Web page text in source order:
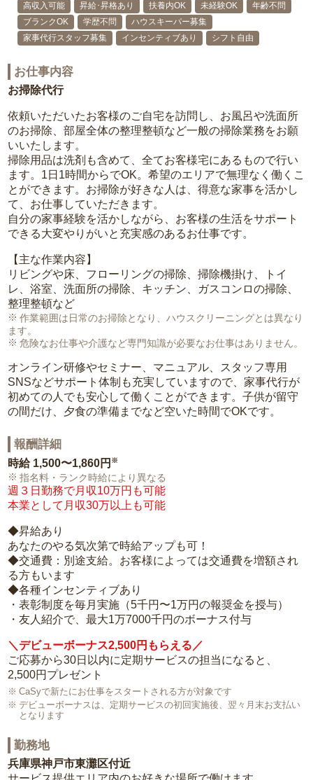
高収入可能
昇給･昇格あり 扶養内OK 未経験OK
年齢不問
ブランクOK
学歴不問
ハウスキーパー募集
家事代行スタッフ募集
インセンティブあり シフト自由
お仕事内容
お掃除代行
依頼いただいたお客様のご自宅を訪問し、お風呂や洗面所
のお掃除、部屋全体の整理整頓など一般の掃除業務をお願
いいたします。
掃除用品は洗剤も含めて、全てお客様宅にあるもので行い
ます。1日1時間からでOK。希望のエリアで無理なく働くこ
とができます。お掃除が好きな人は、得意な家事を活かし
て、お仕事していただきます。
自分の家事経験を活かしながら、お客様の生活をサポート
できる大変やりがいと充実感のあるお仕事です。
【主な作業内容】
リビングや床、フローリングの掃除、掃除機掛け、トイ
レ、浴室、洗面所の掃除、キッチン、ガスコンロの掃除、
整理整頓など
作業範囲は日常のお掃除となり、ハウスクリーニングとは異なり
ます。
危険なお仕事や介護など専門知識が必要なお仕事はありません。
オンライン研修やセミナー、マニュアル、スタッフ専用
SNSなどサポート体制も充実していますので、家事代行が
初めての人でも安心して働くことができます。子供が留守
の間だけ、夕食の準備までなど空いた時間でOKです。
報酬詳細
時給 1,500〜1,860円 ※
指名料・ランク時給により異なる
週３日勤務で月収10万円も可能
本業として月収30万以上も可能
◆昇給あり
あなたのやる気次第で時給アップも可！
◆交通費：別途支給。お客様によっては交通費を増額され
る方もいます
◆各種インセンティブあり
・表彰制度を毎月実施（5千円〜1万円の報奨金を授与）
・友人紹介で、最大1万7000千円のボーナス付与
＼デビューボーナス2,500円もらえる／
ご応募から30日以内に定期サービスの担当になると、
2,500円プレゼント
CaSyで新たにお仕事をスタートされる方が対象です
デビューボーナスは、定期サービスの初回実施後、翌々月末お支払い
となります
勤務地
兵庫県神戸市東灘区付近